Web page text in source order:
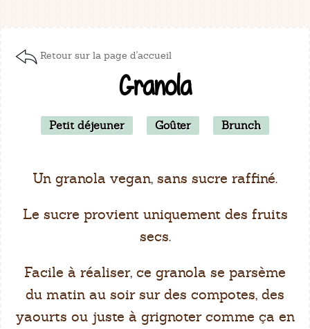
Retour sur la page d'accueil
Granola
Petit déjeuner Goûter Brunch
Un granola vegan, sans sucre raffiné.
Le sucre provient uniquement des fruits
secs.
Facile à réaliser, ce granola se parsème
du matin au soir sur des compotes, des
yaourts ou juste à grignoter comme ça en